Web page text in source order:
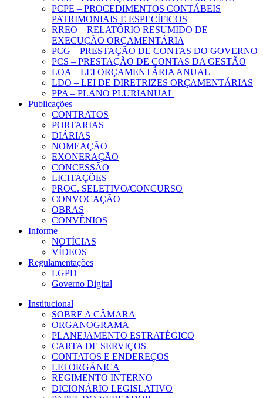
PCPE – PROCEDIMENTOS CONTÁBEIS
PATRIMONIAIS E ESPECÍFICOS
RREO – RELATÓRIO RESUMIDO DE
EXECUÇÃO ORÇAMENTÁRIA
PCG – PRESTAÇÃO DE CONTAS DO GOVERNO
PCS – PRESTAÇÃO DE CONTAS DA GESTÃO
LOA – LEI ORÇAMENTÁRIA ANUAL
LDO – LEI DE DIRETRIZES ORÇAMENTÁRIAS
PPA – PLANO PLURIANUAL
Publicações
CONTRATOS
PORTARIAS
DIÁRIAS
NOMEAÇÃO
EXONERAÇÃO
CONCESSÃO
LICITAÇÕES
PROC. SELETIVO/CONCURSO
CONVOCAÇÃO
OBRAS
CONVÊNIOS
Informe
NOTÍCIAS
VÍDEOS
Regulamentações
LGPD
Governo Digital
Institucional
SOBRE A CÂMARA
ORGANOGRAMA
PLANEJAMENTO ESTRATÉGICO
CARTA DE SERVIÇOS
CONTATOS E ENDEREÇOS
LEI ORGÂNICA
REGIMENTO INTERNO
DICIONÁRIO LEGISLATIVO